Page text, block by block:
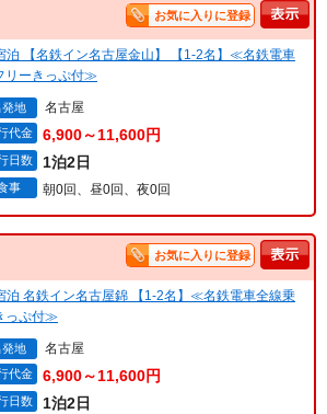
お気に入りに登録
泊 【名鉄イン名古屋金山】 【1-2名】≪名鉄電車
リーきっぷ付≫
発地 名古屋
代金 6,900～11,600円
日数 1泊2日
事 朝0回、昼0回、夜0回
お気に入りに登録
泊 名鉄イン名古屋錦 【1-2名】≪名鉄電車全線乗
っぷ付≫
発地 名古屋
代金 6,900～11,600円
日数 1泊2日